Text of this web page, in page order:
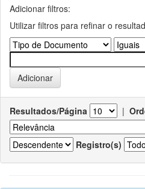
Adicionar filtros:
Utilizar filtros para refinar o
Resultados/Página |
Registro(s)